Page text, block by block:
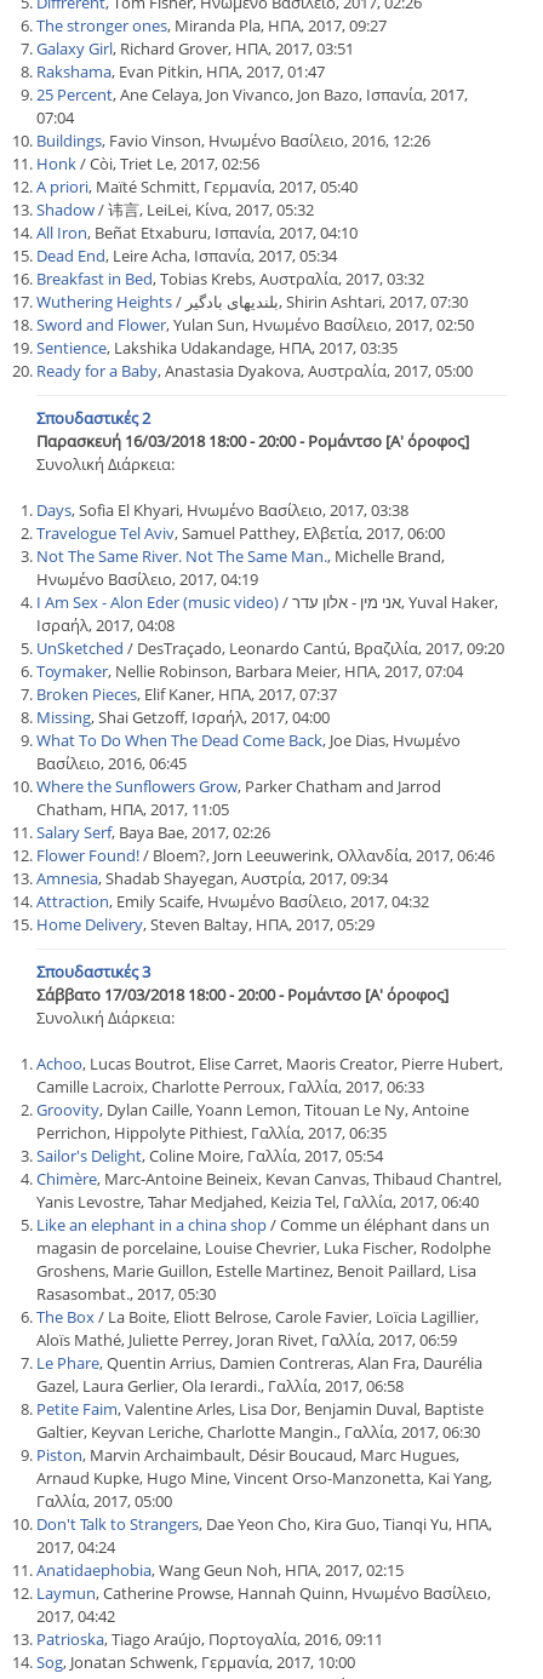
The stronger ones, Miranda Pla, ΗΠΑ, 2017, 09:27
Galaxy Girl, Richard Grover, ΗΠΑ, 2017, 03:51
Rakshama, Evan Pitkin, ΗΠΑ, 2017, 01:47
25 Percent, Ane Celaya, Jon Vivanco, Jon Bazo, Ισπανία, 2017,
07:04
Buildings, Favio Vinson, Ηνωμένο Βασίλειο, 2016, 12:26
Honk/ Còi, Triet Le, 2017, 02:56
A priori, Maïté Schmitt, Γερμανία, 2017, 05:40
Shadow/ 讳言, LeiLei, Κίνα, 2017, 05:32
All Iron, Beñat Etxaburu, Ισπανία, 2017, 04:10
Dead End, Leire Acha, Ισπανία, 2017, 05:34
Breakfast in Bed, Tobias Krebs, Αυστραλία, 2017, 03:32
Wuthering Heights
/ بلندیهای بادگیر, Shirin Ashtari, 2017, 07:30
Sword and Flower, Yulan Sun, Ηνωμένο Βασίλειο, 2017, 02:50
Sentience, Lakshika Udakandage, ΗΠΑ, 2017, 03:35
Ready for a Baby, Anastasia Dyakova, Αυστραλία, 2017, 05:00
Σπουδαστικές 2
Παρασκευή 16/03/2018 18:00 - 20:00 - Ρομάντσο [Α' όροφος]
Συνολική Διάρκεια:
Days, Sofia El Khyari, Ηνωμένο Βασίλειο, 2017, 03:38
Travelogue Tel Aviv, Samuel Patthey, Ελβετία, 2017, 06:00
Not The Same River. Not The Same Man., Michelle Brand,
Ηνωμένο Βασίλειο, 2017, 04:19
I Am Sex - Alon Eder (music video)/ אני מין - אלון עדר, Yuval Haker,
Ισραήλ, 2017, 04:08
UnSketched / DesTraçado, Leonardo Cantú, Βραζιλία, 2017, 09:20
Toymaker, Nellie Robinson, Barbara Meier, ΗΠΑ, 2017, 07:04
Broken Pieces, Elif Kaner, ΗΠΑ, 2017, 07:37
Missing, Shai Getzoff, Ισραήλ, 2017, 04:00
What To Do When The Dead Come Back, Joe Dias, Ηνωμένο
Βασίλειο, 2016, 06:45
Where the Sunflowers Grow, Parker Chatham and Jarrod
Chatham, ΗΠΑ, 2017, 11:05
Salary Serf, Baya Bae, 2017, 02:26
Flower Found!/ Bloem?, Jorn Leeuwerink, Ολλανδία, 2017, 06:46
Amnesia, Shadab Shayegan, Αυστρία, 2017, 09:34
Attraction, Emily Scaife, Ηνωμένο Βασίλειο, 2017, 04:32
Home Delivery, Steven Baltay, ΗΠΑ, 2017, 05:29
Σπουδαστικές 3
Σάββατο 17/03/2018 18:00 - 20:00 - Ρομάντσο [Α' όροφος]
Συνολική Διάρκεια:
Achoo, Lucas Boutrot, Elise Carret, Maoris Creator, Pierre Hubert,
Camille Lacroix, Charlotte Perroux, Γαλλία, 2017, 06:33
Groovity, Dylan Caille, Yoann Lemon, Titouan Le Ny, Antoine
Perrichon, Hippolyte Pithiest, Γαλλία, 2017, 06:35
Sailor's Delight, Coline Moire, Γαλλία, 2017, 05:54
Chimère, Marc-Antoine Beineix, Kevan Canvas, Thibaud Chantrel,
Yanis Levostre, Tahar Medjahed, Keizia Tel, Γαλλία, 2017, 06:40
Like an elephant in a china shop/ Comme un éléphant dans un
magasin de porcelaine, Louise Chevrier, Luka Fischer, Rodolphe
Groshens, Marie Guillon, Estelle Martinez, Benoit Paillard, Lisa
Rasasombat., 2017, 05:30
The Box/ La Boite, Eliott Belrose, Carole Favier, Loïcia Lagillier,
Aloïs Mathé, Juliette Perrey, Joran Rivet, Γαλλία, 2017, 06:59
Le Phare, Quentin Arrius, Damien Contreras, Alan Fra, Daurélia
Gazel, Laura Gerlier, Ola Ierardi., Γαλλία, 2017, 06:58
Petite Faim, Valentine Arles, Lisa Dor, Benjamin Duval, Baptiste
Galtier, Keyvan Leriche, Charlotte Mangin., Γαλλία, 2017, 06:30
Piston, Marvin Archaimbault, Désir Boucaud, Marc Hugues,
Arnaud Kupke, Hugo Mine, Vincent Orso-Manzonetta, Kai Yang,
Γαλλία, 2017, 05:00
Don't Talk to Strangers, Dae Yeon Cho, Kira Guo, Tianqi Yu, ΗΠΑ,
2017, 04:24
Anatidaephobia, Wang Geun Noh, ΗΠΑ, 2017, 02:15
Laymun, Catherine Prowse, Hannah Quinn, Ηνωμένο Βασίλειο,
2017, 04:42
Patrioska, Tiago Araújo, Πορτογαλία, 2016, 09:11
Sog, Jonatan Schwenk, Γερμανία, 2017, 10:00